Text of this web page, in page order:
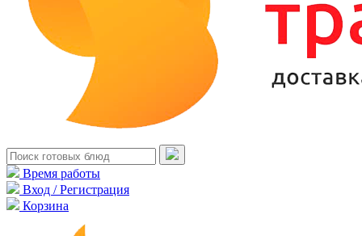
Время работы
Вход / Регистрация
Корзина